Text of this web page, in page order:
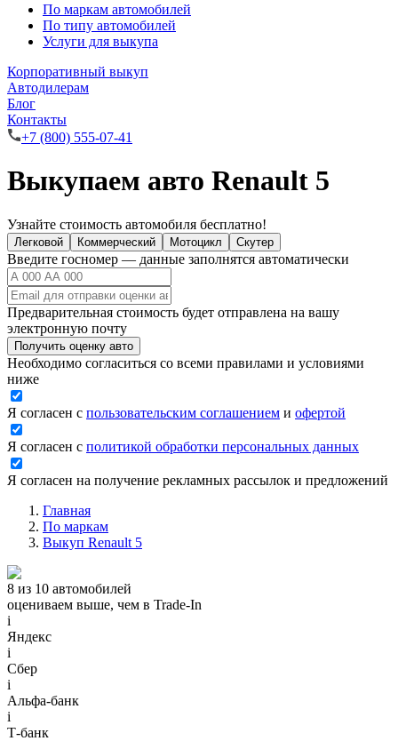
По маркам автомобилей
По типу автомобилей
Услуги для выкупа
Корпоративный выкуп
Автодилерам
Блог
Контакты
+7 (800) 555-07-41
Выкупаем авто Renault 5
Узнайте стоимость автомобиля бесплатно!
Легковой Коммерческий Мотоцикл Скутер
Введите госномер — данные заполнятся автоматически
Предварительная стоимость будет отправлена на вашу
электронную почту
Получить оценку авто
Необходимо согласиться со всеми правилами и условиями
ниже
Я согласен с пользовательским соглашением и офертой
Я согласен с политикой обработки персональных данных
Я согласен на получение рекламных рассылок и предложений
Главная
По маркам
Выкуп Renault 5
8 из 10 автомобилей
оцениваем выше, чем в Trade‑In
i
Яндекс
i
Сбер
i
Альфа-банк
i
Т-банк